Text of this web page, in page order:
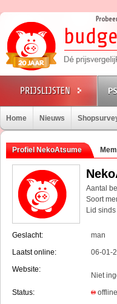
Home Nieuws
Profiel NekoAtsume
Aantal
Soort
Lid
Geslacht:
man
Laatst online:
06-01-
Website:
Niet
Status:
offline